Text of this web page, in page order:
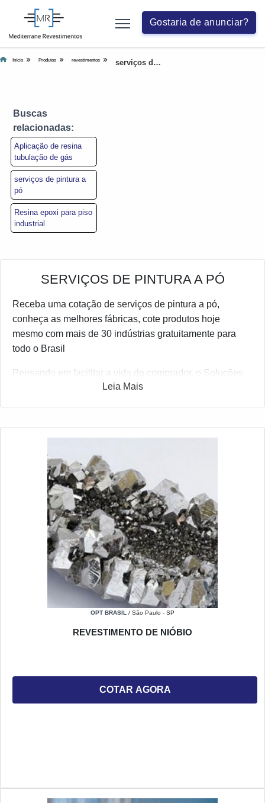
Gostaria de anunciar?
Início Produtos revestimentos serviços de pintura a pó
Buscas
relacionadas:
Aplicação de resina
tubulação de gás
serviços de pintura a
pó
Resina epoxi para piso
industrial
SERVIÇOS DE PINTURA A PÓ
Receba uma cotação de serviços de pintura a pó,
conheça as melhores fábricas, cote produtos hoje
mesmo com mais de 30 indústrias gratuitamente para
todo o Brasil
Pensando em facilitar a vida do comprador, o Soluções
Industriais criou a maior gama de fornecedores de
Leia Mais
OPT BRASIL / São Paulo - SP
REVESTIMENTO DE NIÓBIO
COTAR AGORA